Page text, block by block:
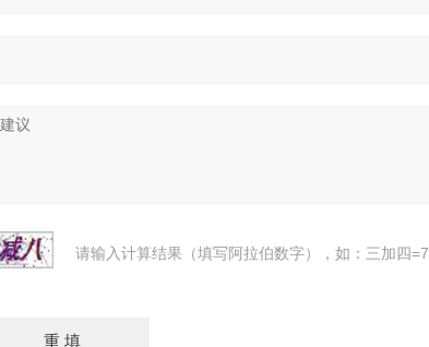
请输入计算结果（填写阿拉伯数字），如：三加四=7